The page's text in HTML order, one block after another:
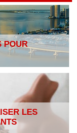
POUR
LES